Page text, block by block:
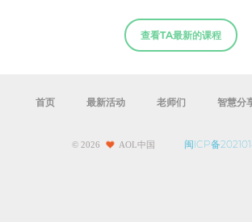
查看TA最新的课程
首页 最新活动 老师们 智慧分
© 2026 AOL中国 闽ICP备